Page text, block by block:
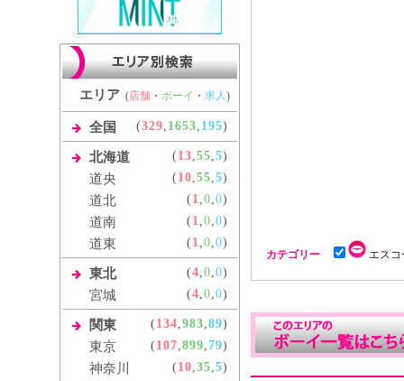
エリア (店舗 ・ ボーイ ・ 求人)
全国 (329, 1653, 195)
北海道 ( 13,55,5)
道央 ( 10,55,5)
道北 ( 1,0,0)
道南 ( 1,0,0)
道東 ( 1,0,0)
東北 (4,0,0)
宮城 (4,0,0)
関東 ( 134,983,89)
東京 ( 107,899,79)
神奈川 ( 10,35,5)
カテゴリー エス